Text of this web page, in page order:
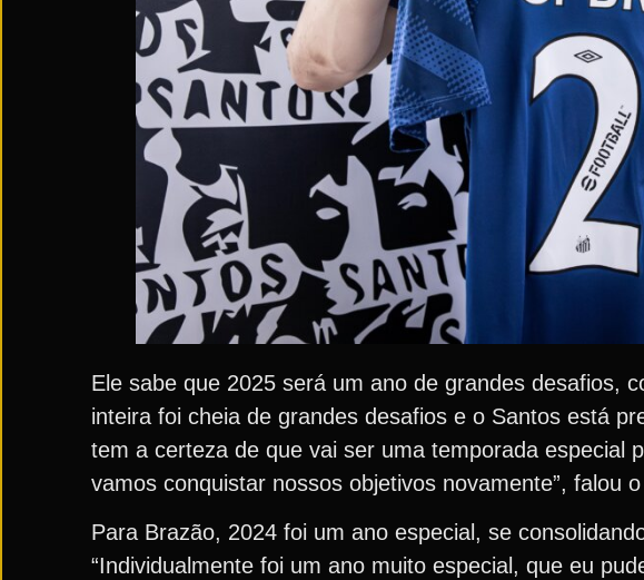
Ele sabe que 2025 será um ano de grandes desafios,
inteira foi cheia de grandes desafios e o Santos está
tem a certeza de que vai ser uma temporada especial
vamos conquistar nossos objetivos novamente”, falou
Para Brazão, 2024 foi um ano especial, se
“Individualmente foi um ano muito especial, que eu